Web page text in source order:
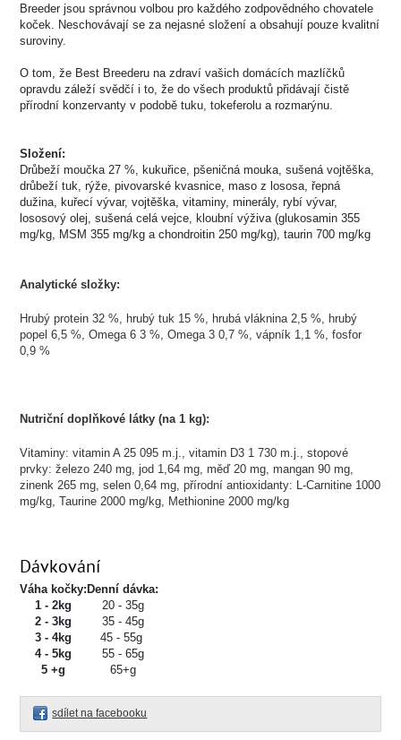
Breeder jsou správnou volbou pro každého zodpovědného chovatele
koček. Neschovávají se za nejasné složení a obsahují pouze kvalitní
suroviny.
O tom, že Best Breederu na zdraví vašich domácích mazlíčků
opravdu záleží svědčí i to, že do všech produktů přidávají čistě
přírodní konzervanty v podobě tuku, tokeferolu a rozmarýnu.
Složení:
Drůbeží moučka 27 %, kukuřice, pšeničná mouka, sušená vojtěška,
drůbeží tuk, rýže, pivovarské kvasnice, maso z lososa, řepná
dužina, kuřecí vývar, vojtěška, vitaminy, minerály, rybí vývar,
lososový olej, sušená celá vejce, kloubní výživa (glukosamin 355
mg/kg, MSM 355 mg/kg a chondroitin 250 mg/kg), taurin 700 mg/kg
Analytické složky:
Hrubý protein 32 %, hrubý tuk 15 %, hrubá vláknina 2,5 %, hrubý
popel 6,5 %, Omega 6 3 %, Omega 3 0,7 %, vápník 1,1 %, fosfor
0,9 %
Nutriční doplňkové látky (na 1 kg):
Vitaminy: vitamin A 25 095 m.j., vitamin D3 1 730 m.j., stopové
prvky: železo 240 mg, jod 1,64 mg, měď 20 mg, mangan 90 mg,
zinenk 265 mg, selen 0,64 mg, přírodní antioxidanty: L-Carnitine 1000
mg/kg, Taurine 2000 mg/kg, Methionine 2000 mg/kg
Dávkování
Váha kočky: Denní dávka:
1 - 2kg
20 - 35g
2 - 3kg
35 - 45g
3 - 4kg
45 - 55g
4 - 5kg
55 - 65g
5 +g
65+g
sdílet na facebooku